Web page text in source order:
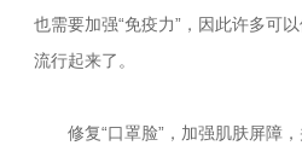
也需要加强“免疫力”，因此许多可
流行起来了。
修复“口罩脸”，加强肌肤屏障，